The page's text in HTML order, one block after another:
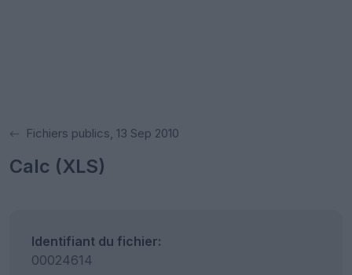
Fichiers publics, 13 Sep 2010
Calc (XLS)
Identifiant du fichier:
00024614